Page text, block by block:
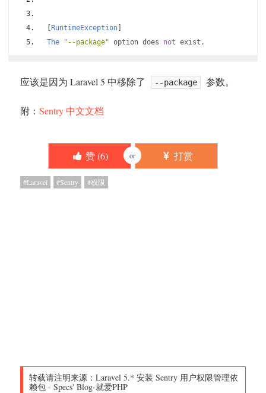
RuntimeException
The
"--package" option does not exist .
应该是因为 Laravel 5 中移除了 --package 参数。
附： Sentry 中文文档
赞 (6) or 打赏
Laravel Sentry 权限
转载请注明来源： Laravel 5.* 安装 Sentry 用户权限管理依
赖包 - Specs' Blog-就爱PHP